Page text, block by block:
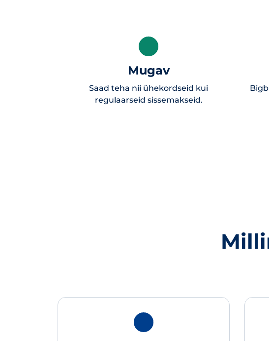
Mugav
Saad teha nii ühekordseid kui
regulaarseid sissemakseid.